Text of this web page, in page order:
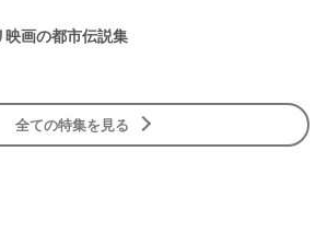
映画の都市伝説集
全ての特集を見る